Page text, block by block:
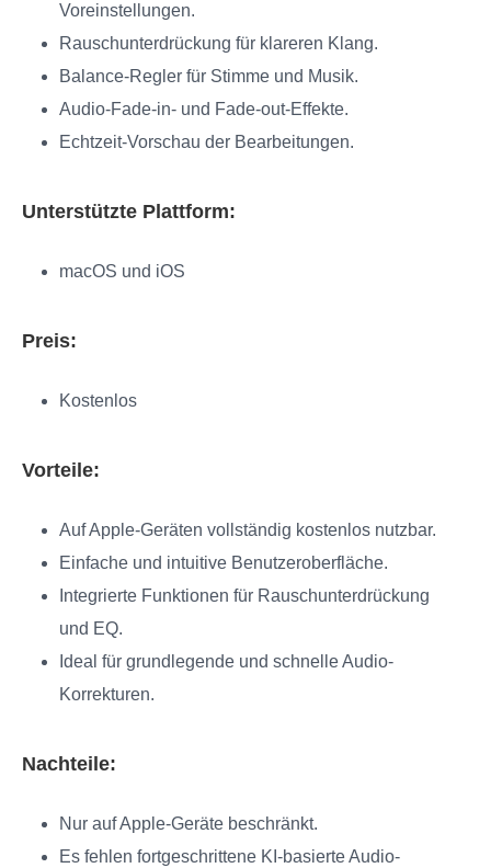
Voreinstellungen.
Rauschunterdrückung für klareren Klang.
Balance-Regler für Stimme und Musik.
Audio-Fade-in- und Fade-out-Effekte.
Echtzeit-Vorschau der Bearbeitungen.
Unterstützte Plattform:
macOS und iOS
Preis:
Kostenlos
Vorteile:
Auf Apple-Geräten vollständig kostenlos nutzbar.
Einfache und intuitive Benutzeroberfläche.
Integrierte Funktionen für Rauschunterdrückung
und EQ.
Ideal für grundlegende und schnelle Audio-
Korrekturen.
Nachteile:
Nur auf Apple-Geräte beschränkt.
Es fehlen fortgeschrittene KI-basierte Audio-